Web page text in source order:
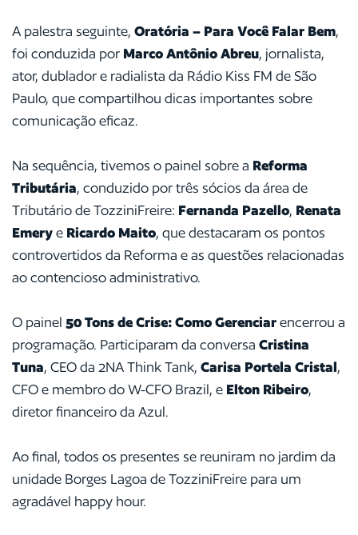
A palestra seguinte, Oratória – Para Você Falar Bem,
foi conduzida por Marco Antônio Abreu, jornalista,
ator, dublador e radialista da Rádio Kiss FM de São
Paulo, que compartilhou dicas importantes sobre
comunicação eficaz.
Na sequência, tivemos o painel sobre a Reforma
Tributária, conduzido por três sócios da área de
Tributário de TozziniFreire: Fernanda Pazello, Renata
Emerye Ricardo Maito, que destacaram os pontos
controvertidos da Reforma e as questões relacionadas
ao contencioso administrativo.
O painel 50 Tons de Crise: Como Gerenciarencerrou a
programação. Participaram da conversa Cristina
Tuna, CEO da 2NA Think Tank, Carisa Portela Cristal,
CFO e membro do W-CFO Brazil, e Elton Ribeiro,
diretor financeiro da Azul.
Ao final, todos os presentes se reuniram no jardim da
unidade Borges Lagoa de TozziniFreire para um
agradável happy hour.